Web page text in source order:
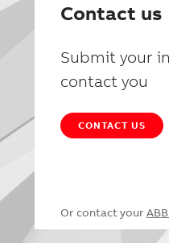
Contact us
Submit your
contact you
CONTACT US
Or contact your